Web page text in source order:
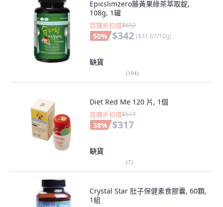
Epicslimzero藤黃果綠茶萃取錠,
108g, 1罐
首購折扣價$692
50% $342 ($31.67/10g)
缺貨
(194)
Diet Red Me 120 片, 1個
首購折扣價$517
38% $317
缺貨
(7)
Crystal Star 肚子保健素食膠囊, 60顆,
1組